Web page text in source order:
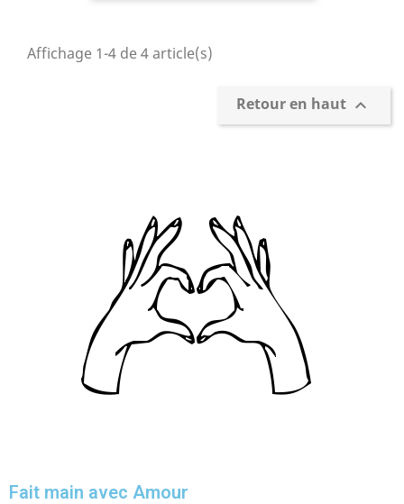
Affichage 1-4 de 4 article(s)
Retour en haut 
Fait main avec Amour